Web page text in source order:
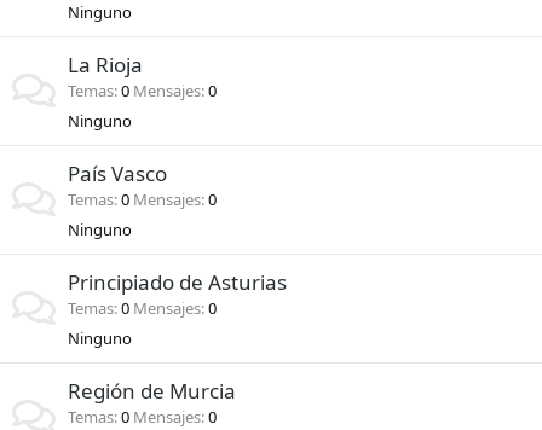
Ninguno
La Rioja
Temas 0 Mensajes 0
Ninguno
País Vasco
Temas 0 Mensajes 0
Ninguno
Principiado de Asturias
Temas 0 Mensajes 0
Ninguno
Región de Murcia
Temas 0 Mensajes 0